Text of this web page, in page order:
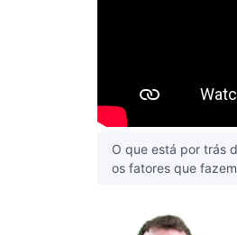
O que está por trás
os fatores que